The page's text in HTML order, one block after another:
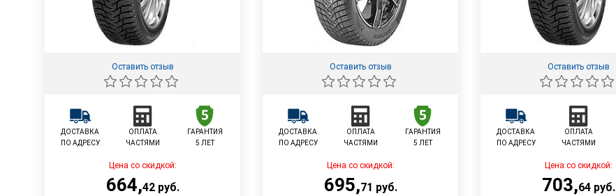
Оставить отзыв
ДОСТАВКА
ПО АДРЕСУ
ОПЛАТА
ЧАСТЯМИ
ГАРАНТИЯ
5 ЛЕТ
Цена со скидкой:
664,42руб.
Оставить отзыв
ДОСТАВКА
ПО АДРЕСУ
ОПЛАТА
ЧАСТЯМИ
ГАРАНТИЯ
5 ЛЕТ
Цена со скидкой:
695,71 руб.
Оставить отзыв
ДОСТАВКА
ПО АДРЕСУ
ОПЛАТА
ЧАСТЯМИ
Цена со скидкой:
703,64руб.